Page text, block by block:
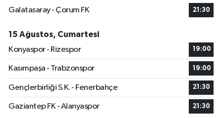
Galatasaray - Çorum FK
21:30
15 Ağustos, Cumartesi
Konyaspor - Rizespor
19:00
Kasımpaşa - Trabzonspor 19:00
Gençlerbirliği S.K. - Fenerbahçe 21:30
Gaziantep FK - Alanyaspor 21:30